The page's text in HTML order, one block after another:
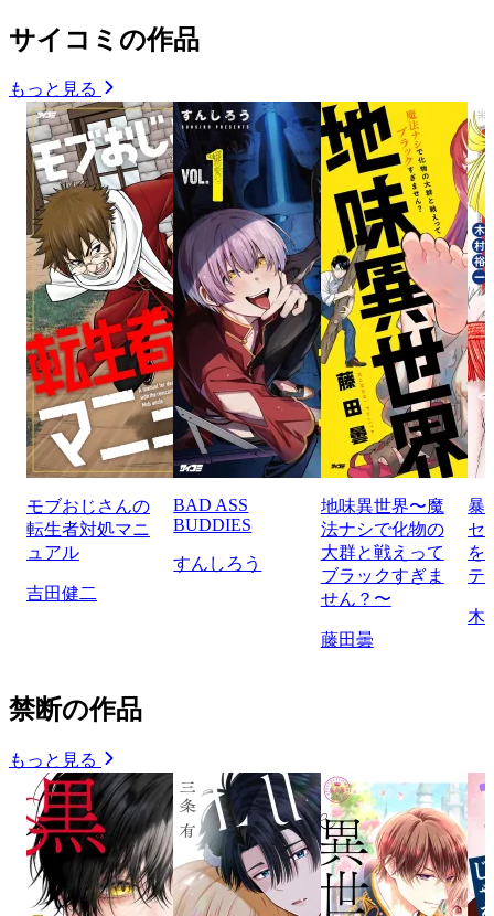
サイコミの作品
もっと見る
モブおじさんの
転生者対処マニ
ュアル
吉田健二
BAD ASS
BUDDIES
すんしろう
地味異世界〜魔
法ナシで化物の
大群と戦えって
ブラックすぎま
せん？〜
藤田曇
暴
セ
を
テ
木
禁断の作品
もっと見る